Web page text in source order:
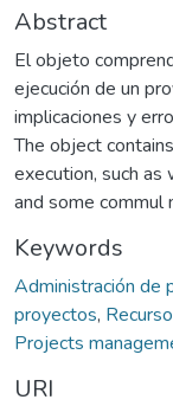
Abstract
El objeto
ejecución de un
implicaciones y
The object
execution, such
and some commul
Keywords
Administración de
proyectos,
Projects
URI